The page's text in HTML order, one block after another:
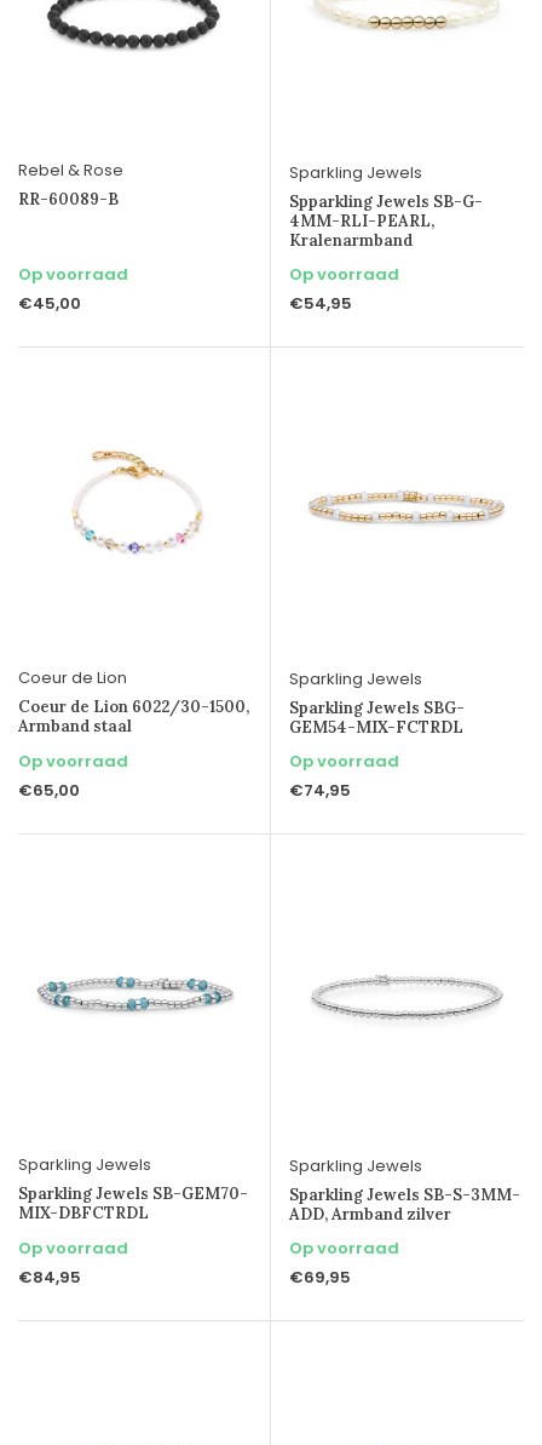
Rebel & Rose
RR-60089-B
Op voorraad
€45,00
Sparkling Jewels
Spparkling Jewels SB-G-
4MM-RLI-PEARL,
Kralenarmband
Op voorraad
€54,95
Coeur de Lion
Coeur de Lion 6022/30-1500,
Armband staal
Op voorraad
€65,00
Sparkling Jewels
Sparkling Jewels SBG-
GEM54-MIX-FCTRDL
Op voorraad
€74,95
Sparkling Jewels
Sparkling Jewels SB-GEM70-
MIX-DBFCTRDL
Op voorraad
€84,95
Sparkling Jewels
Sparkling Jewels SB-S-3MM-
ADD, Armband zilver
Op voorraad
€69,95